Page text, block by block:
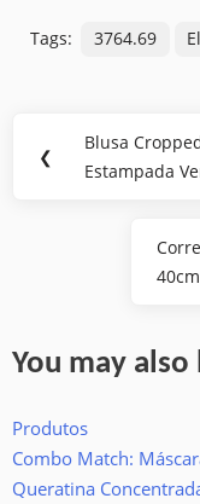
Tags: 3764.69
de
❮
Previous
Post:
Blusa
Estampada
Post:
40cm
You may also
Produtos
Combo Match:
Queratina